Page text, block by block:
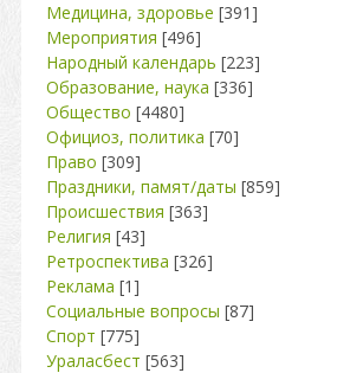
Медицина, здоровье [391]
Мероприятия [496]
Народный календарь [223]
Образование, наука [336]
Общество [4480]
Официоз, политика [70]
Право [309]
Праздники, памят/даты [859]
Происшествия [363]
Религия [43]
Ретроспектива [326]
Реклама [1]
Социальные вопросы [87]
Спорт [775]
Ураласбест [563]